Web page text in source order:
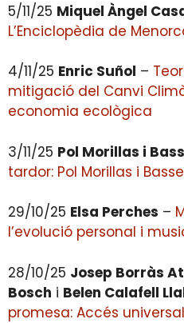
5/11/25 Miquel Àngel
L’Enciclopèdia de
4/11/25 Enric Suñol –
mitigació del Canvi
economia ecològica
3/11/25 Pol Morillas i
tardor: Pol Morillas i
29/10/25 Elsa Perches –
l’evolució personal i
28/10/25 Josep Borràs
Bosch i Belen Calafell
promesa: Accés